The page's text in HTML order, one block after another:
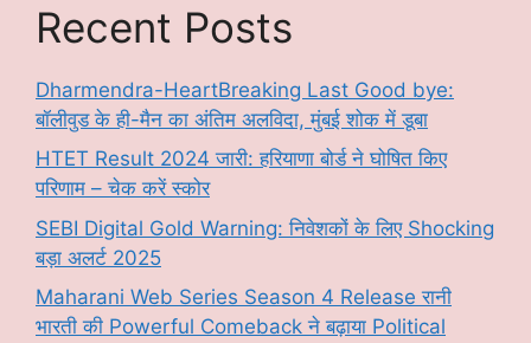
Recent Posts
Dharmendra-HeartBreaking Last Good bye:
बॉलीवुड के ही-मैन का अंतिम अलविदा, मुंबई शोक में डूबा
HTET Result 2024 जारी: हरियाणा बोर्ड ने घोषित किए
परिणाम – चेक करें स्कोर
SEBI Digital Gold Warning: निवेशकों के लिए Shocking
बड़ा अलर्ट 2025
Maharani Web Series Season 4 Release रानी
भारती की Powerful Comeback ने बढ़ाया Political